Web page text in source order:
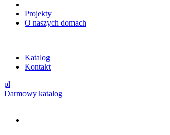
Projekty
O naszych domach
Katalog
Kontakt
pl
Darmowy katalog